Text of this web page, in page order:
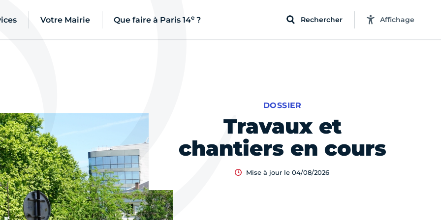
Votre Mairie Que faire à Paris 14e ? Rechercher Affichage
Travaux et
chantiers en cours
DOSSIER
Mise à jour le 04/08/2026